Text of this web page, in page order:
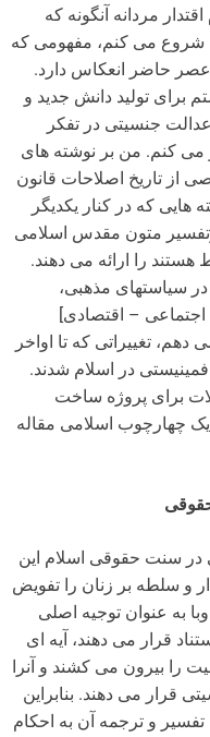
مردانه آنگونه که
شروع می کنم، مفهومی که
عصر حاضر انعکاس دارد.
برای تولید دانش جدید و
جنسیتی در تفکر
کنم. من بر نوشته های
از تاریخ اصلاحات قانون
هایی که در کنار یکدیگر
متون مقدس اسلامی
هستند را ارائه می دهند.
در سیاستهای مذهبی،
– اقتصادی]
تغییراتی که تا اواخر
در اسلام شدند.
برای پروژه ساخت
یک چهارچوب اسلامی مقاله
در سنت حقوقی اسلام این
و سلطه بر زنان را تفویض
به عنوان توجیه اصلی
مورد استناد قرار می دهند، آیه ای
را بیرون می کشند و آنرا
قرار می دهند. بنابراین
تفسیر و ترجمه آن به احکام